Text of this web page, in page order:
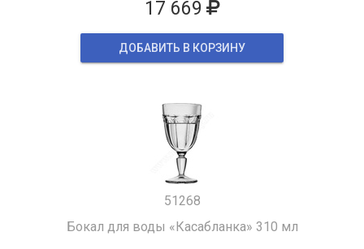
17 669
ДОБАВИТЬ В КОРЗИНУ
51268
Бокал для воды «Касабланка» 310 мл